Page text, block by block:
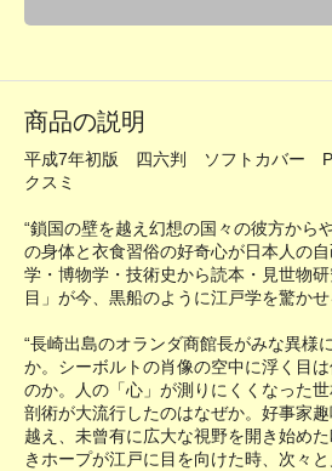
商品の説明
平成7年初版 四六判 ソフトカバー
クスミ
“鎖国の壁を越え幻想の国々の彼方から
の身体と衣食習俗の好奇心が日本人の
学・博物学・技術史から読本・見世物
目」が今、黒船のように江戸学を驚かせ
“長崎出島のオランダ商館長がみな異様
か。シーボルトの肖像の空中に浮く目
のか。人の「心」が測りにくくなった
剖術が大流行したのはなぜか。好事家
越え、未曾有に広大な視野を開き始め
きホープが江戸に目を向けた時、次々